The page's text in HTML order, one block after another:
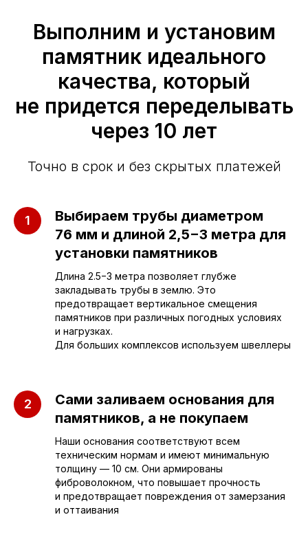
Выполним и установим
памятник идеального
качества, который
не придется переделывать
через 10 лет
Точно в срок и без скрытых платежей
Выбираем трубы диаметром
76 мм и длиной 2,5−3 метра для
установки памятников
Длина 2.5−3 метра позволяет глубже
закладывать трубы в землю. Это
предотвращает вертикальное смещения
памятников при различных погодных условиях
и нагрузках.
Для больших комплексов используем швеллеры
Сами заливаем основания для
памятников, а не покупаем
Наши основания соответствуют всем
техническим нормам и имеют минимальную
толщину — 10 см. Они армированы
фиброволокном, что повышает прочность
и предотвращает повреждения от замерзания
и оттаивания
Приезжайте к нам
в офис
+7 (962) 629-39-39
Отдел продаж
г. Саратов, улица имени Е.И.
Пугачёва, 156
+7 (953) 637-24-55
Руководитель мастерской